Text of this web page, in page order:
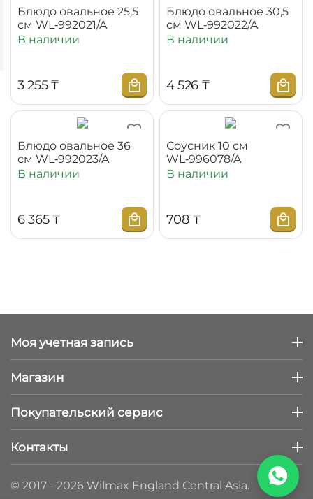
Блюдо овальное 25,5
см WL‑992021/A
В наличии
3 255 ₸
Блюдо овальное 30,5
см WL‑992022/A
В наличии
4 526 ₸
Блюдо овальное 36
см WL‑992023/A
В наличии
6 365 ₸
Соусник 10 см
WL‑996078/A
В наличии
‍708‍ ₸
Моя учетная запись
Магазин
Покупательский сервис
Контакты
© 2017 - 2026 Wilmax England Central Asia.